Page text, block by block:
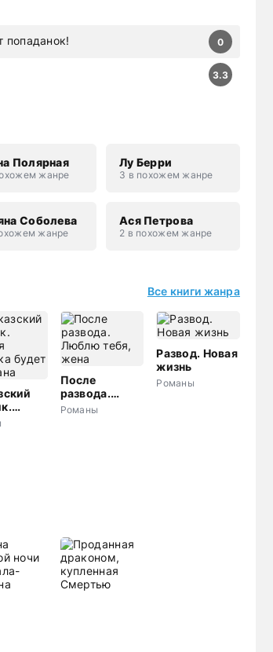
3.3
попаданок! 0
Полярная
жанре
Лу Берри
3 в похожем жанре
Соболева
жанре
Ася Петрова
2 в похожем жанре
Все книги жанра
После
развода.
Люблю тебя,
Романы
Развод. Новая
жизнь
Романы